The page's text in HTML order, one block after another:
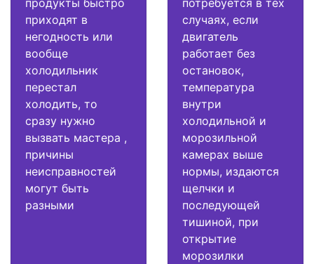
приходят в
негодность или
вообще
холодильник
перестал
холодить, то
сразу нужно
вызвать мастера ,
причины
неисправностей
могут быть
разными
случаях, если
двигатель
работает без
остановок,
температура
внутри
холодильной и
морозильной
камерах выше
нормы, издаются
щелчки и
последующей
тишиной, при
открытие
морозилки